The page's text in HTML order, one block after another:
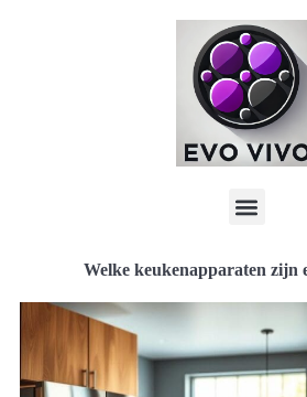
Welke keukenapparaten zijn